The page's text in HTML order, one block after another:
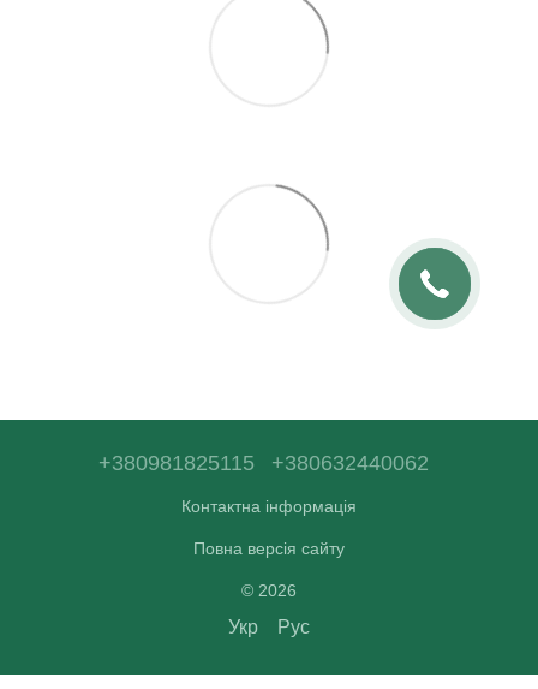
+380981825115 +380632440062
Контактна інформація
Повна версія сайту
© 2026
Укр Рус